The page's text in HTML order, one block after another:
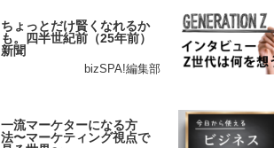
ちょっとだけ賢くなれるか
も。四半世紀前（25年前）
新聞
bizSPA!編集部
一流マーケターになる方
法〜マーケティング視点で